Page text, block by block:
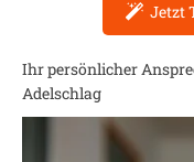
Jetzt
Ihr persönlicher
Adelschlag